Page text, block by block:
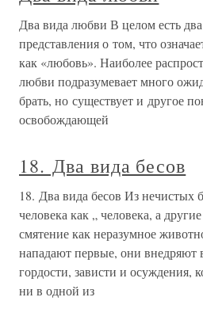
Два вида любви В целом есть
представления о том, что
как «любовь». Наиболее
любви подразумевает много
брать, но существует и другое
освобождающей
18. Два вида бесов
18. Два вида бесов Из нечистых
человека как „ человека, а
смятение как неразумное
нападают первые, они внедряют
гордости, зависти и осуждения,
ни в одной из